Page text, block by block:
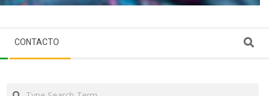
CONTACTO Search
Search